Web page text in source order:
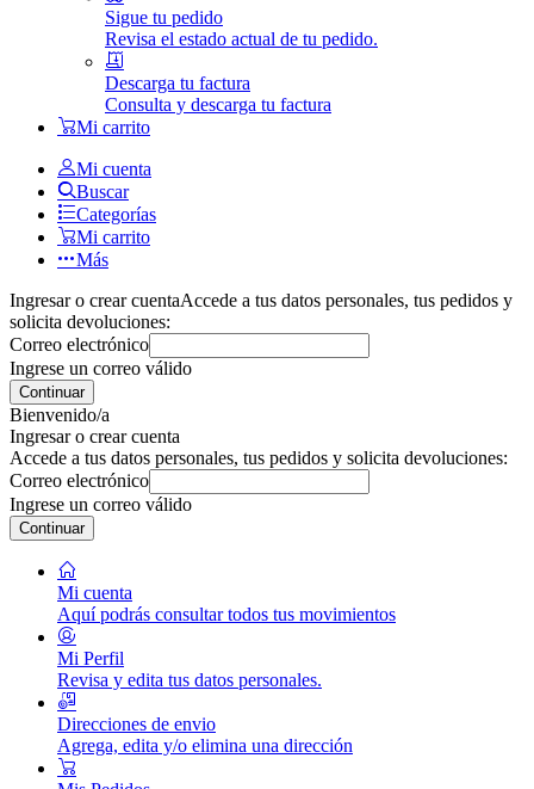
Sigue tu pedido
Revisa el estado actual de tu pedido.
Descarga tu factura
Consulta y descarga tu factura
Mi carrito
Mi cuenta
Buscar
Categorías
Mi carrito
Más
Ingresar o crear cuentaAccede a tus datos personales, tus pedidos y
solicita devoluciones:
Correo electrónico
Ingrese un correo válido
Continuar
Bienvenido/a
Ingresar o crear cuenta
Accede a tus datos personales, tus pedidos y solicita devoluciones:
Correo electrónico
Ingrese un correo válido
Continuar
Mi cuenta
Aquí podrás consultar todos tus movimientos
Mi Perfil
Revisa y edita tus datos personales.
Direcciones de envio
Agrega, edita y/o elimina una dirección